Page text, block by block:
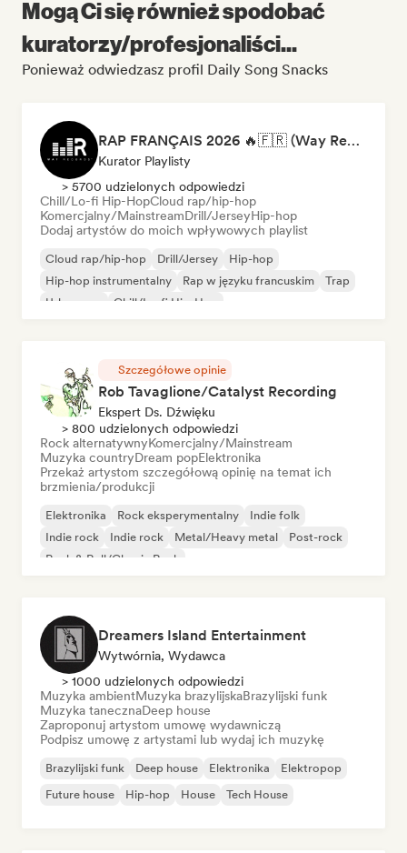
Mogą Ci się również spodobać
kuratorzy/profesjonaliści...
Ponieważ odwiedzasz profil Daily Song Snacks
RAP FRANÇAIS 2026 🔥🇫🇷 (Way Records)
Kurator Playlisty
> 5700 udzielonych odpowiedzi
Chill/Lo-fi Hip-HopCloud rap/hip-hop
Komercjalny/MainstreamDrill/JerseyHip-hop
Dodaj artystów do moich wpływowych playlist
Cloud rap/hip-hop Drill/Jersey
Hip-hop
Hip-hop instrumentalny
Rap w języku francuskim
Trap
Urban pop
Chill/Lo-fi Hip-Hop
Szczegółowe opinie
Rob Tavaglione/Catalyst Recording
Ekspert Ds. Dźwięku
> 800 udzielonych odpowiedzi
Rock alternatywnyKomercjalny/Mainstream
Muzyka countryDream popElektronika
Przekaż artystom szczegółową opinię na temat ich
brzmienia/produkcji
Elektronika Rock eksperymentalny
Indie folk
Indie rock
Indie rock Metal/Heavy metal
Post-rock
Rock & Roll/Classic Rock
Dreamers Island Entertainment
Wytwórnia, Wydawca
> 1000 udzielonych odpowiedzi
Muzyka ambientMuzyka brazylijskaBrazylijski funk
Muzyka tanecznaDeep house
Zaproponuj artystom umowę wydawniczą
Podpisz umowę z artystami lub wydaj ich muzykę
Brazylijski funk Deep house Elektronika
Elektropop
Future house
Hip-hop House Tech House